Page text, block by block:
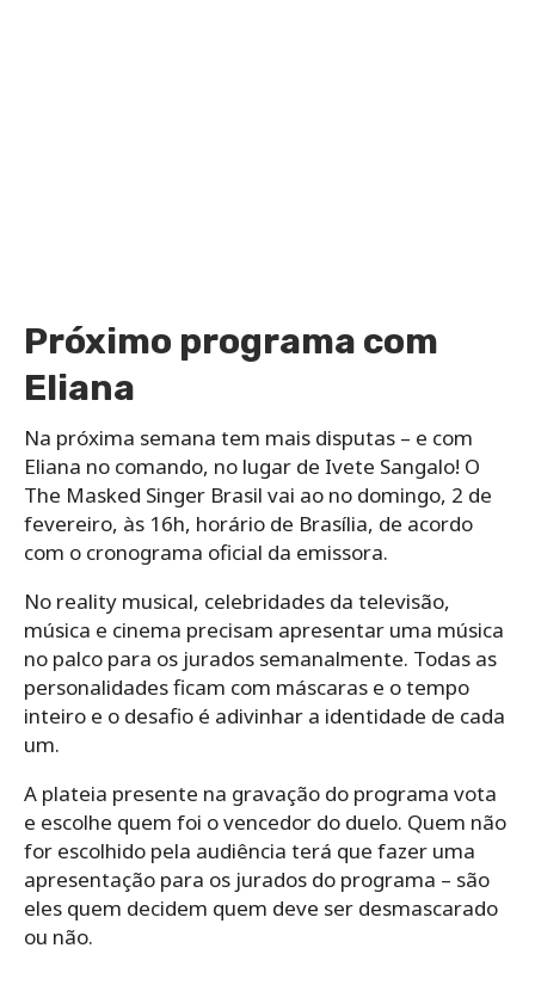
Próximo programa com
Eliana
Na próxima semana tem mais disputas – e com
Eliana no comando, no lugar de Ivete Sangalo! O
The Masked Singer Brasil vai ao no domingo, 2 de
fevereiro, às 16h, horário de Brasília, de acordo
com o cronograma oficial da emissora.
No reality musical, celebridades da televisão,
música e cinema precisam apresentar uma música
no palco para os jurados semanalmente. Todas as
personalidades ficam com máscaras e o tempo
inteiro e o desafio é adivinhar a identidade de cada
um.
A plateia presente na gravação do programa vota
e escolhe quem foi o vencedor do duelo. Quem não
for escolhido pela audiência terá que fazer uma
apresentação para os jurados do programa – são
eles quem decidem quem deve ser desmascarado
ou não.